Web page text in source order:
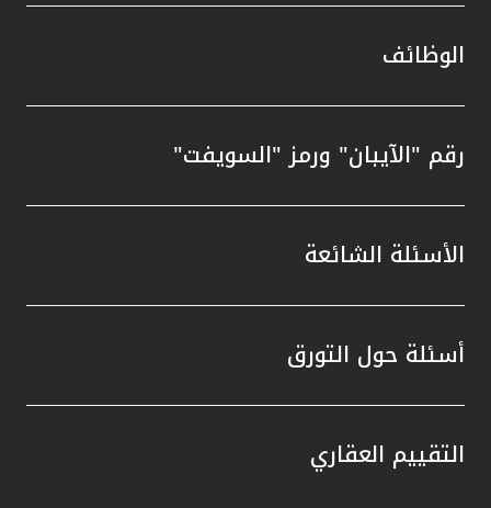
الوظائف
رقم "الآيبان" ورمز "السويفت"
الأسئلة الشائعة
أسئلة حول التورق
التقييم العقاري